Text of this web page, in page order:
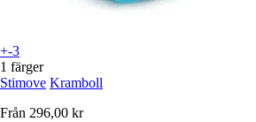
+-3
1 färger
Stimove Kramboll
Från 296,00 kr